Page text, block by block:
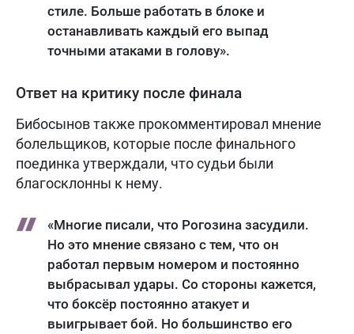
стиле. Больше работать в блоке и
останавливать каждый его выпад
точными атаками в голову».
Ответ на критику после финала
Бибосынов также прокомментировал мнение
болельщиков, которые после финального
поединка утверждали, что судьи были
благосклонны к нему.
«Многие писали, что Рогозина засудили.
Но это мнение связано с тем, что он
работал первым номером и постоянно
выбрасывал удары. Со стороны кажется,
что боксёр постоянно атакует и
выигрывает бой. Но большинство его